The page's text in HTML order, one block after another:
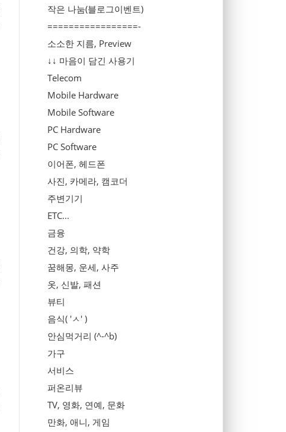
작은 나눔(블로그이벤트)
=================-
소소한 지름, Preview
↓↓ 마음이 담긴 사용기
Telecom
Mobile Hardware
Mobile Software
PC Hardware
PC Software
이어폰, 헤드폰
사진, 카메라, 캠코더
주변기기
ETC...
금융
건강, 의학, 약학
꿈해몽, 운세, 사주
옷, 신발, 패션
뷰티
음식( 'ㅅ' )
안심먹거리 (^-^b)
가구
서비스
퍼온리뷰
TV, 영화, 연예, 문화
만화, 애니, 게임